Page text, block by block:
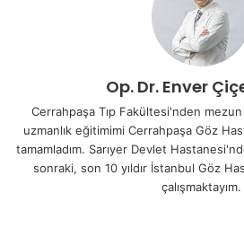
Op. Dr. Enver
Cerrahpaşa Tıp Fakültesi'nden mezun
uzmanlık eğitimimi Cerrahpaşa Göz
tamamladım. Sarıyer Devlet
sonraki, son 10 yıldır İstanbul Göz
çalışmaktayım.